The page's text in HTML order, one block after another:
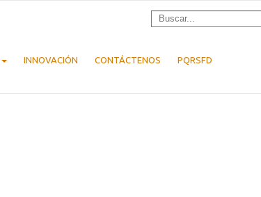
INNOVACIÓN CONTÁCTENOS PQRSFD